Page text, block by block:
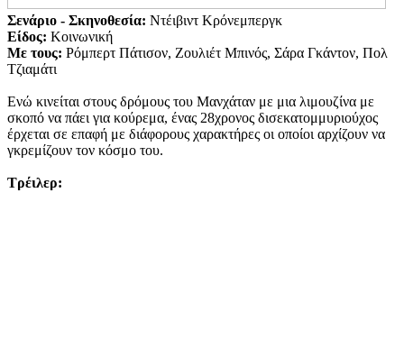
Σενάριο - Σκηνοθεσία: Ντέιβιντ Κρόνεμπεργκ
Είδος: Κοινωνική
Με τους: Ρόμπερτ Πάτισον, Ζουλιέτ Μπινός, Σάρα Γκάντον, Πολ
Τζιαμάτι
Ενώ κινείται στους δρόμους του Μανχάταν με μια λιμουζίνα με
σκοπό να πάει για κούρεμα, ένας 28χρονος δισεκατομμυριούχος
έρχεται σε επαφή με διάφορους χαρακτήρες οι οποίοι αρχίζουν να
γκρεμίζουν τον κόσμο του.
Τρέιλερ: